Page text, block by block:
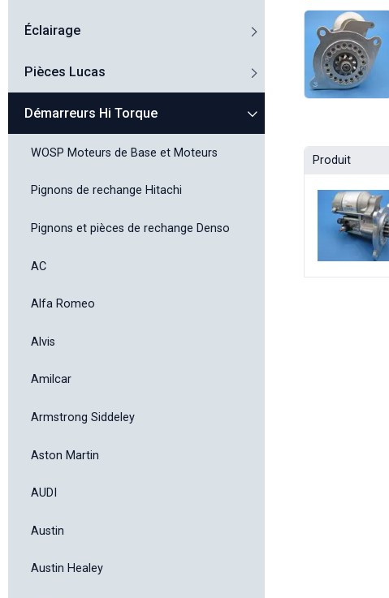
Éclairage
Pièces Lucas
Démarreurs Hi Torque
WOSP Moteurs de Base et Moteurs
Pignons de rechange Hitachi
Pignons et pièces de rechange Denso
AC
Alfa Romeo
Alvis
Amilcar
Armstrong Siddeley
Aston Martin
AUDI
Austin
Austin Healey
Produit